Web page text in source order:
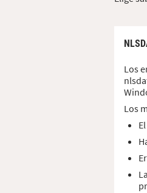
Los
Los